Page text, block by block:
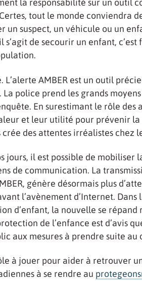
la responsabilité sur un outil
tout le monde conviendra
un suspect, un véhicule ou un
s’agit de secourir un enfant,
L’alerte AMBER est un outil
La police prend les grands
En surestimant le rôle
et leur utilité pour prévenir la
des attentes irréalistes chez
jours, il est possible de
de communication. La
génère désormais plus
l’avènement d’Internet.
d’enfant, la nouvelle se
de l’enfance est d’avis
aux mesures à prendre suite au
à jouer pour aider à retrouver
à se rendre au